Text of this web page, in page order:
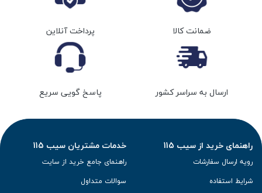
ضمانت کالا پرداخت آنلاین
ارسال به سراسر کشور پاسخ گویی سریع
راهنمای خرید از سیب 115
رویه ارسال سفارشات
شرایط استفاده
خدمات مشتریان سیب 115
راهنمای جامع خرید از سایت
سوالات متداول